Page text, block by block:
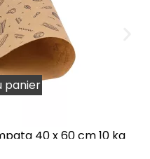
40 x 60 cm 10 kg
panier